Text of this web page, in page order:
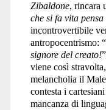
Zibaldone, rincara
che si fa vita pensa
incontrovertibile
antropocentrismo: “
signore del creato!
viene così
melancholia il
contesta i
mancanza di